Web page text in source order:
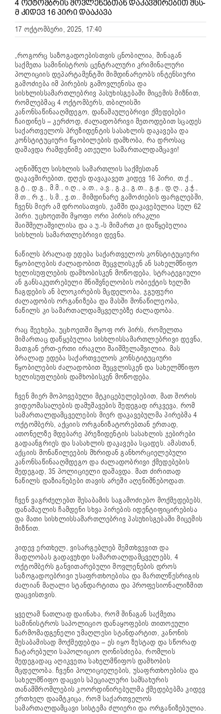
4 ᲝᲥᲢᲝᲛᲑᲠᲘᲡ ᲛᲝᲕᲚᲔᲜᲔᲑᲗᲐᲜ ᲓᲐᲙᲐᲕᲨᲘᲠᲔᲑᲘᲗ ᲨᲡᲡ-
Მ ᲙᲘᲓᲔᲕ 16 ᲞᲘᲠᲘ ᲓᲐᲐᲙᲐᲕᲐ
17 ოქტომბერი, 2025, 17:40
„როგორც საზოგადოებისთვის ცნობილია, შინაგან
საქმეთა სამინისტროს ცენტრალური კრიმინალური
პოლიციის დეპარტამენტში მიმდინარეობს ინტენსიური
გამოძიება იმ პირების გამოვლენისა და
სისხლისსამართლებრივ პასუხისგებაში მიცემის მიზნით,
რომლებმაც 4 ოქტომბერს, თბილისში
კანონსაწინააღმდეგო, დანაშაულებრივი ქმედებები
ჩაიდინეს – კერძოდ, ძალადობრივი მეთოდებით სცადეს
საქართველოს პრეზიდენტის სასახლის დაკავება და
კონსტიტუციური წყობილების დამხობა, რა დროსაც
დაშავდა რამდენიმე ათეული სამართალდამცავი!
აღნიშნულ სისხლის სამართლის საქმესთან
დაკავშირებით, დღეს დავაკავეთ კიდევ 16 პირი, თ.ქ.,
გ.ტ., დ.გ., მ.მ., ი.ღ., ა.თ., ა.ვ., გ.კ., გ.თ., გ.ჟ., დ.ღ., კ.ჭ.,
მ.თ., რ.ჯ., ს.მ., ჯ.თ.. მიმდინარე გამოძიების ფარგლებში,
ჩვენს მიერ ამ დროისათვის, ჯამში დაკავებულია სულ 62
პირი. უცხოეთში მყოფი ორი პირის ირაკლი
შაიშმელაშვილისა და ა.უ.-ს მიმართ კი დაწყებულია
სისხლის სამართლებრივი დევნა.
ნაწილს ბრალად ედება საქართველოს კონსტიტუციური
წყობილების ძალადობით შეცვლისკენ ან სახელმწიფო
ხელისუფლების დამხობისკენ მოწოდება, სტრატეგიული
ან განსაკუთრებული მნიშვნელობის ობიექტის ხელში
ჩაგდების ან ბლოკირების მცდელობა, ჯგუფური
ძალადობის ორგანიზება და მასში მონაწილეობა,
ნაწილს კი სამართალდამცველებზე ძალადობა.
რაც შეეხება, უცხოეთში მყოფ ორ პირს, რომელთა
მიმართაც დაწყებულია სისხლისსამართლებრივი დევნა,
მათგან ერთ-ერთი ირაკლი შაიშმელაშვილია. მას
ბრალად ედება საქართველოს კონსტიტუციური
წყობილების ძალადობით შეცვლისკენ და სახელმწიფო
ხელისუფლების დამხობისკენ მოწოდება.
ჩვენ მიერ მოპოვებული მტკიცებულებებით, მათ შორის
ვიდეომასალების დამუშავების შედეგად ირკვევა, რომ
სამართალდამცველების მიერ დაკავებულმა პირებმა 4
ოქტომბერს, აქციის ორგანიზატორებთან ერთად,
ათონელზე მდებარე პრეზიდენტის სასახლის ჯებირები
გადაანგრიეს და სასახლის დაკავება სცადეს. ამასთან,
აქციის მონაწილეების მხრიდან განხორციელებული
კანონსაწინააღმდეგო და ძალადობრივი ქმედებების
შედეგად, 35 პოლიციელი დაშავდა. მათ ძირითად
ნაწილს დაზიანებები თავის არეში აღენიშნებოდათ.
ჩვენ ვაგრძელებთ შესაბამის საგამოძიებო მოქმედებებს,
დანაშაულის ჩამდენი სხვა პირების იდენტიფიცირებისა
და მათი სისხლისსამართლებრივ პასუხისგებაში მიცემის
მიზნით.
კიდევ ერთხელ, ვისარგებლებ შემთხვევით და
მადლობას გადავუხდი სამართალდამცველებს, 4
ოქტომბერს განვითარებული მოვლენების დროს
საზოგადოებრივი უსაფრთხოებისა და მართლწესრიგის
ძალიან მაღალი სტანდარტითა და პროფესიონალიზმით
დაცვისთვის.
ყველამ ნათლად დაინახა, რომ შინაგან საქმეთა
სამინისტროს საპოლიციო დანაყოფების თითოეული
წარმომადგენელი უმაღლესი სტანდარტით, კანონის
შესაბამისად მოქმედებდა – ეს იყო ზუსტად და სწორად
ჩატარებული საპოლიციო ღონისძიება, რომლის
შედეგადაც აღიკვეთა სახელმწიფოს დამხობის
მცდელობა. ჩვენი პოლიციელების, უსაფრთხოებისა და
სახელმწიფო დაცვის სპეციალური სამსახურის
თანამშრომლების კოორდინირებულმა ქმედებებმა კიდევ
ერთხელ დაამტკიცა, რომ საქართველოს
სამართალდამცავი სისტემა ძლიერი და ორგანიზებულია.